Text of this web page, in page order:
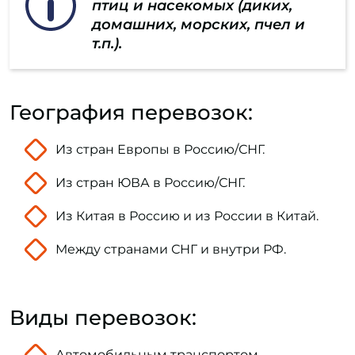
птиц и насекомых (диких,
домашних, морских, пчел и
т.п.).
География перевозок:
Из стран Европы в Россию/СНГ.
Из стран ЮВА в Россию/СНГ.
Из Китая в Россию и из России в Китай.
Между странами СНГ и внутри РФ.
Виды перевозок: